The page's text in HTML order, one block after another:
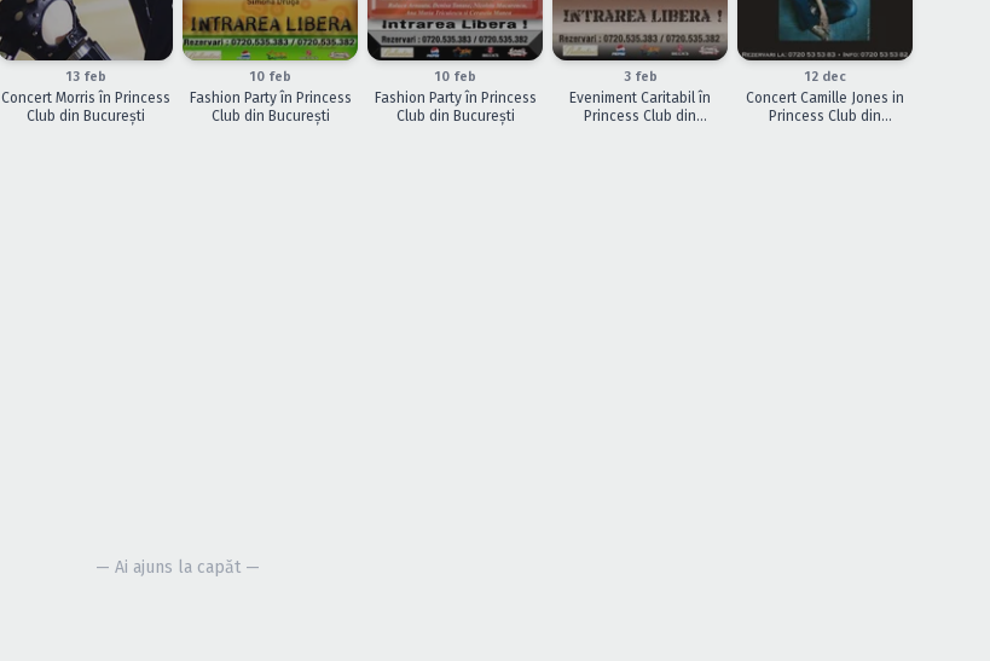
13 feb
Concert Morris în Princess
Club din Bucureşti
ÎNCHEIAT10 feb
Fashion Party în Princess
Club din Bucureşti
ÎNCHEIAT10 feb
Fashion Party în Princess
Club din Bucureşti
3 feb
Eveniment Caritabil în
Princess Club din
ÎNCHEIAT12 dec
Concert Camille Jones in
Princess Club din
— Ai ajuns la capăt —